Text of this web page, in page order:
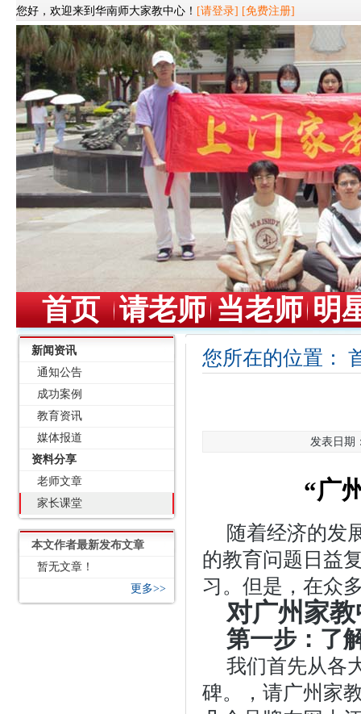
您好，欢迎来到华南师大家教中心！ [请登录] [免费注册]
首页 请老师 当老师 明
新闻资讯
通知公告
成功案例
教育资讯
媒体报道
资料分享
老师文章
家长课堂
本文作者最新发布文章
暂无文章！
更多>>
您所在的位置：
发表日期
“广
随着经济的发
的教育问题日益
习。但是，在众
对广州家
第一步：了
我们首先从各
碑。，请广州家